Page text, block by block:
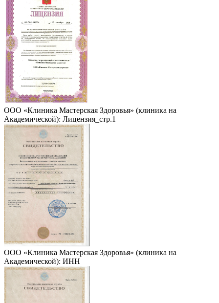
ООО «Клиника Мастерская Здоровья» (клиника на
Академической): Лицензия_стр.1
ООО «Клиника Мастерская Здоровья» (клиника на
Академической): ИНН